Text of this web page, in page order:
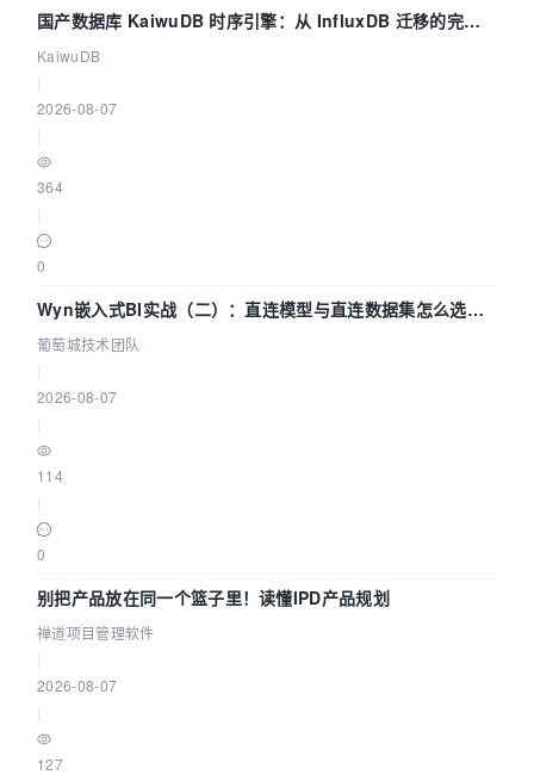
国产数据库 KaiwuDB 时序引擎：从 InfluxDB 迁移的完整
技术路径
KaiwuDB
2026-08-07
364
0
Wyn嵌入式BI实战（二）：直连模型与直连数据集怎么选，
参数为什么不生效？| 葡萄城技术团队
葡萄城技术团队
2026-08-07
114
0
别把产品放在同一个篮子里！读懂IPD产品规划
禅道项目管理软件
2026-08-07
127